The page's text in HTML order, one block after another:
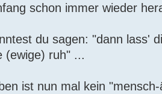
schon immer wieder
du sagen: "dann lass'
(ewige) ruh" ...
ist nun mal kein